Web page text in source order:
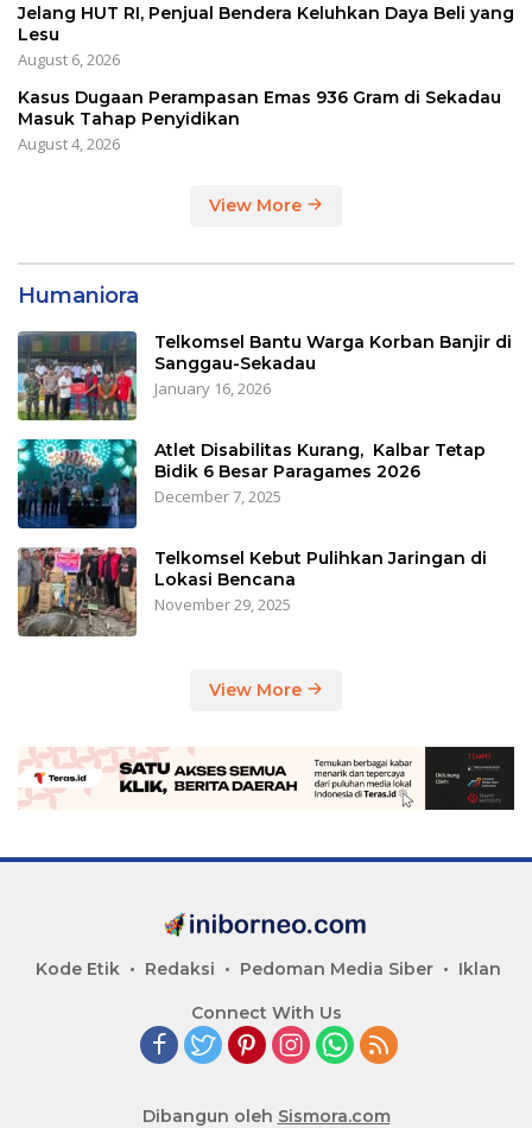
Jelang HUT RI, Penjual Bendera Keluhkan Daya Beli yang
Lesu
August 6, 2026
Kasus Dugaan Perampasan Emas 936 Gram di Sekadau
Masuk Tahap Penyidikan
August 4, 2026
View More
Humaniora
Telkomsel Bantu Warga Korban Banjir di
Sanggau-Sekadau
January 16, 2026
Atlet Disabilitas Kurang, Kalbar Tetap
Bidik 6 Besar Paragames 2026
December 7, 2025
Telkomsel Kebut Pulihkan Jaringan di
Lokasi Bencana
November 29, 2025
View More
Kode Etik Redaksi Pedoman Media Siber Iklan
Connect With Us
Dibangun oleh Sismora.com